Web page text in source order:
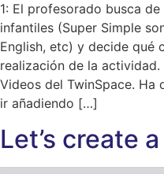
1: El profesorado busca
infantiles (Super Simple
English, etc) y decide qué
realización de la
Videos del TwinSpace. Ha
ir añadiendo […]
Let’s create